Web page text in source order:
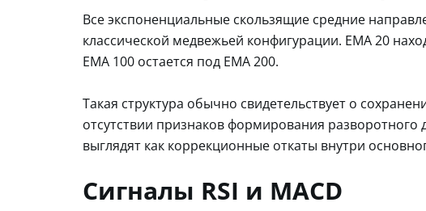
Все экспоненциальные скользящие средние
классической медвежьей конфигурации. EMA 20
EMA 100 остается под EMA 200.
Такая структура обычно свидетельствует о
отсутствии признаков формирования
выглядят как коррекционные откаты внутри
Сигналы RSI и MACD